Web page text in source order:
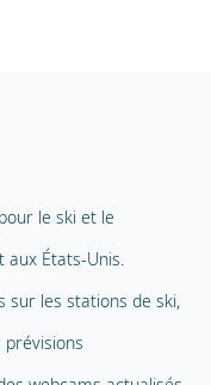
le ski et le
aux États-Unis.
sur les stations de ski,
prévisions